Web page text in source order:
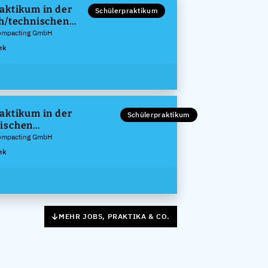
in der
technischen
GmbH
Schülerpraktikum
in der
Wirtschaftspraktikum
GmbH
Schülerpraktikum
MEHR JOBS, PRAKTIKA & CO.